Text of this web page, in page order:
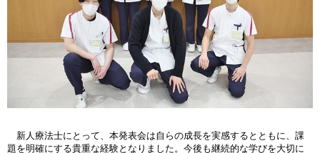
新人療法士にとって、本発表会は自らの成長を実感するとともに、課
題を明確にする貴重な経験となりました。今後も継続的な学びを大切に